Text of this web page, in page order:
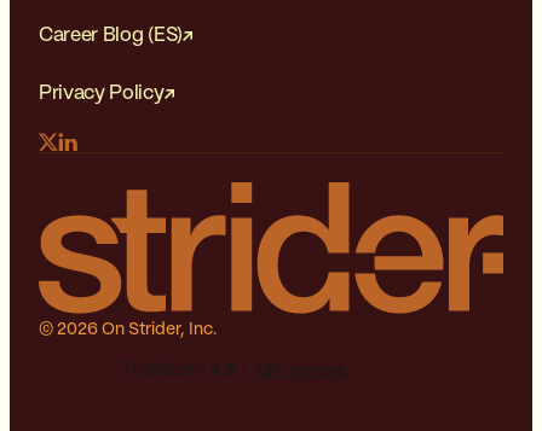
Career Blog (ES)
Privacy Policy
© 2026 On Strider, Inc.